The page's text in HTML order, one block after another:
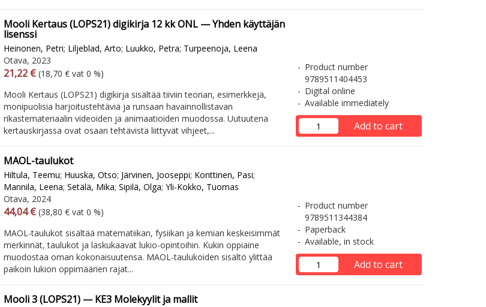
Mooli Kertaus (LOPS21) digikirja 12 kk ONL — Yhden käyttäjän
lisenssi
Heinonen, Petri; Liljeblad, Arto; Luukko, Petra; Turpeenoja, Leena
Otava, 2023
Arvonlisäverollinen hinta
21,22 € Excl. vat
(18,70 € vat 0 %)
Mooli Kertaus (LOPS21) digikirja sisältää tiiviin teorian, esimerkkejä,
monipuolisia harjoitustehtäviä ja runsaan havainnollistavan
rikastemateriaalin videoiden ja animaatioiden muodossa. Uutuutena
kertauskirjassa ovat osaan tehtävistä liittyvät vihjeet,...
Product number
9789511404453
Digital online
Available immediately
Add to cart
MAOL-taulukot
Hiltula, Teemu; Huuska, Otso; Järvinen, Jooseppi; Konttinen, Pasi;
Mannila, Leena; Setälä, Mika; Sipilä, Olga; Yli-Kokko, Tuomas
Otava, 2024
Arvonlisäverollinen hinta
44,04 € Excl. vat
(38,80 € vat 0 %)
MAOL-taulukot sisältää matematiikan, fysiikan ja kemian keskeisimmät
merkinnät, taulukot ja laskukaavat lukio-opintoihin. Kukin oppiaine
muodostaa oman kokonaisuutensa. MAOL-taulukoiden sisältö ylittää
paikoin lukion oppimäärien rajat...
Product number
9789511344384
Paperback
Available, in stock
Add to cart
Mooli 3 (LOPS21) — KE3 Molekyylit ja mallit